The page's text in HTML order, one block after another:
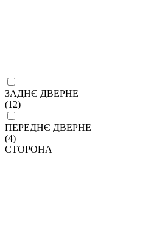
ЗАДНЄ ДВЕРНЕ
(12)
ПЕРЕДНЄ ДВЕРНЕ
(4)
СТОРОНА